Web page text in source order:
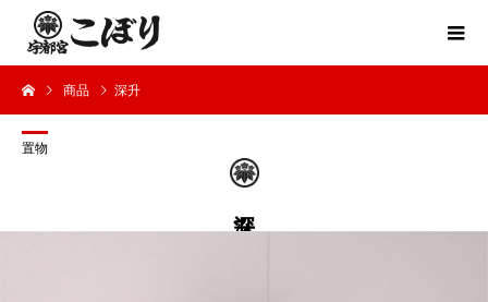
商品 深升
置物